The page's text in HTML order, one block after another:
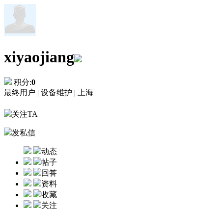
xiyaojiang
积分:0
最终用户 | 设备维护 | 上海
关注TA
发私信
动态
帖子
回答
资料
收藏
关注